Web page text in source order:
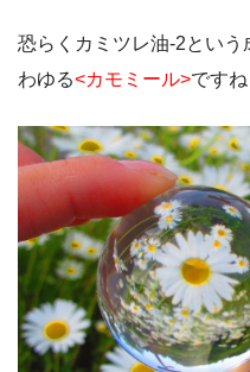
恐らくカミツレ油-2とい
わゆる<カモミール>ですね